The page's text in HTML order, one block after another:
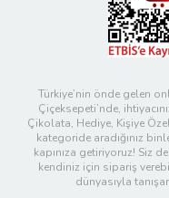
Türkiye’nin önde gelen
Çiçeksepeti’nde,
Çikolata, Hediye, Kişiye
kategoride aradığınız
kapınıza getiriyoruz! Siz
kendiniz için sipariş
dünyasıyla